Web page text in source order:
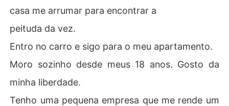
casa me arrumar para encontrar a
peituda da vez.
Entro no carro e sigo para o meu apartamento.
Moro sozinho desde meus 18 anos. Gosto da
minha liberdade.
Tenho uma pequena empresa que me rende um